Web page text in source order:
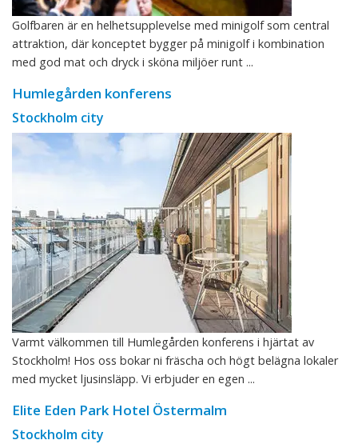
Golfbaren är en helhetsupplevelse med minigolf som central
attraktion, där konceptet bygger på minigolf i kombination
med god mat och dryck i sköna miljöer runt ...
Humlegården konferens
Stockholm city
Varmt välkommen till Humlegården konferens i hjärtat av
Stockholm! Hos oss bokar ni fräscha och högt belägna lokaler
med mycket ljusinsläpp. Vi erbjuder en egen ...
Elite Eden Park Hotel Östermalm
Stockholm city